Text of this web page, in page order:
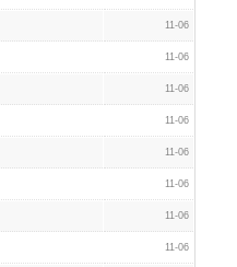
11-06
11-06
11-06
11-06
11-06
11-06
11-06
11-06